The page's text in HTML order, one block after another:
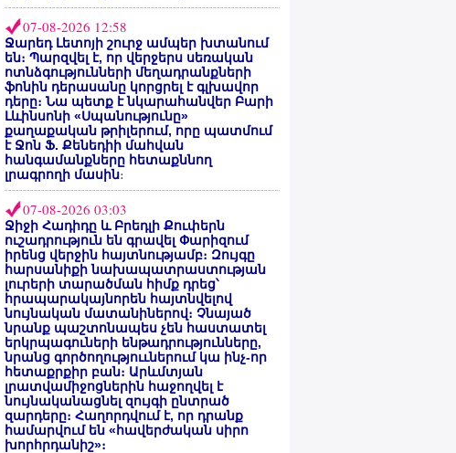
07-08-2026 12:58
Ջարեդ Լետոյի շուրջ ամպեր խտանում
են։ Պարզվել է, որ վերջերս սեռական
ոտնձգությունների մեղադրանքների
ֆոնին դերասանը կորցրել է գլխավոր
դերը։ Նա պետք է նկարահանվեր Բարի
Լևինսոնի «Սպանությունը»
քաղաքական թրիլերում, որը պատմում
է Ջոն Ֆ. Քենեդիի մահվան
հանգամանքները հետաքննող
լրագրողի մասին։
07-08-2026 03:03
Ջիջի Հադիդը և Բրեդլի Քուփերն
ուշադրություն են գրավել Փարիզում
իրենց վերջին հայտնությամբ։ Զույգը
հարսանիքի նախապատրաստության
լուրերի տարածման հիմք դրեց՝
հրապարակայնորեն հայտնվելով
նույնական մատանիներով։ Չնայած
նրանք պաշտոնապես չեն հաստատել
երկրպագուների ենթադրությունները,
նրանց գործողություւներում կա ինչ-որ
հետաքրքիր բան։ Արևմտյան
լրատվամիջոցներին հաջողվել է
նույնականացնել զույգի ընտրած
զարդերը։ Հաղորդվում է, որ դրանք
համարվում են «հավերժական սիրո
խորհրդանիշ»։